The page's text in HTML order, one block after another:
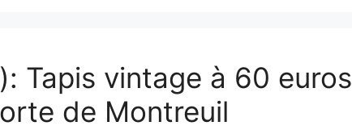
Tapis vintage à 60 euros
de Montreuil